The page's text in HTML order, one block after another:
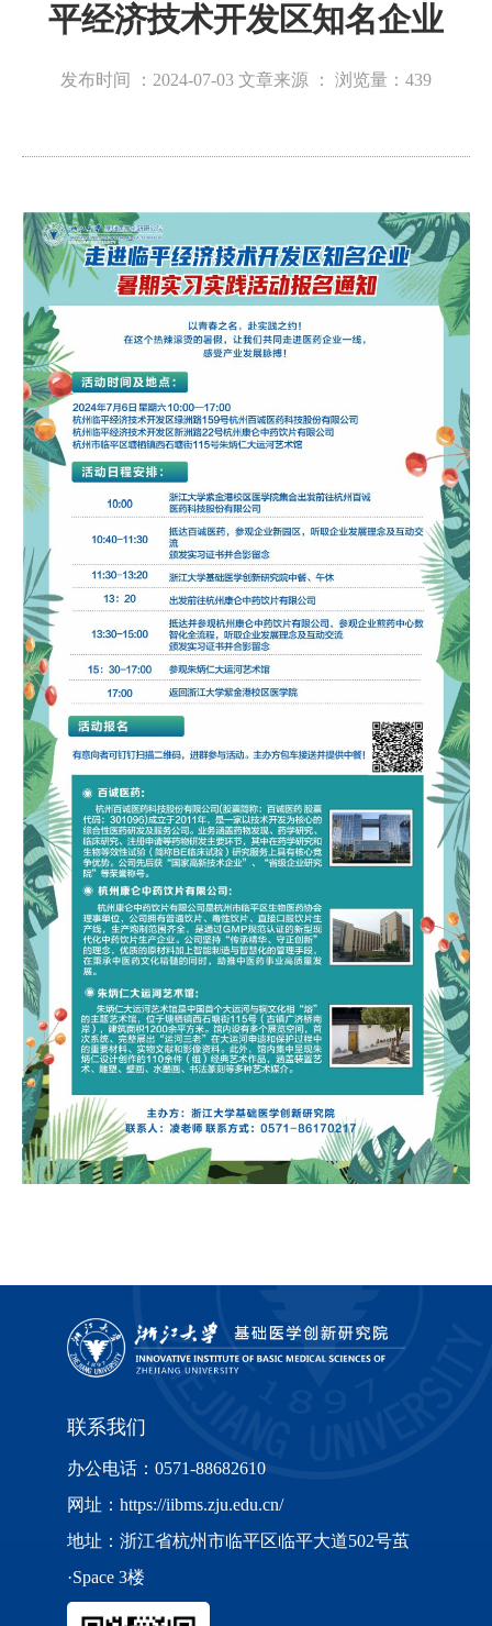
平经济技术开发区知名企业
发布时间 ：2024-07-03 文章来源 ： 浏览量： 439
联系我们
办公电话：0571-88682610
网址：https://iibms.zju.edu.cn/
地址：浙江省杭州市临平区临平大道502号茧
·Space 3楼